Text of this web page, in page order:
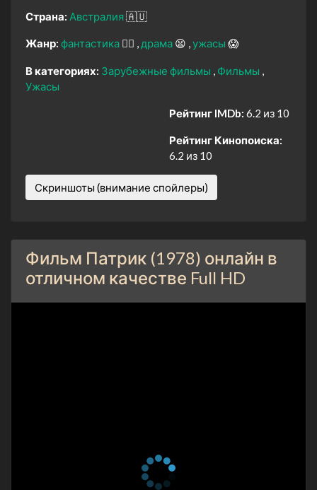
Страна: Австралия🇦🇺
Жанр: фантастика 🧙‍♀️ драма 😫 ужасы 😱
В категориях: Зарубежные фильмы
Фильмы
Ужасы
Рейтинг IMDb: 6.2 из 10
Рейтинг Кинопоиска:
6.2 из 10
Скриншоты (внимание спойлеры)
Фильм Патрик (1978) онлайн в
отличном качестве Full HD